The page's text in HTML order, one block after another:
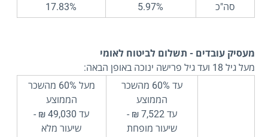
סה"כ 5.97%
17.83%
מעסיק עובדים - תשלום לביטוח לאומי
מעל גיל 18 ועד גיל פרישה ינוכה באופן הבאה:
עד 60% מהשכר
הממוצע
עד 7,522 ₪ -
שיעור מופחת
מעל 60% מהשכר
הממוצע
עד 49,030 ₪ -
שיעור מלא